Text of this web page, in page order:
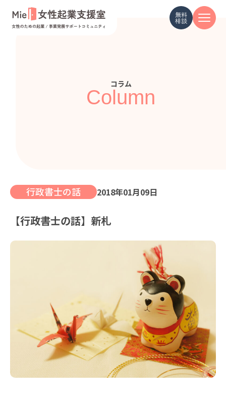
無料
相談
コラム
Column
行政書士の話 2018年01月09日
【行政書士の話】新札